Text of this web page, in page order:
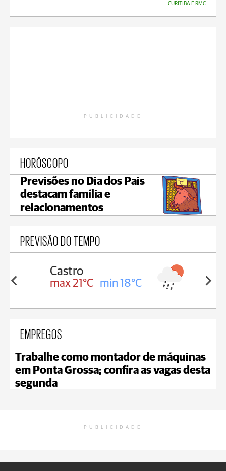
CURITIBA E RMC
PUBLICIDADE
HORÓSCOPO
Previsões no Dia dos Pais
destacam família e
relacionamentos
PREVISÃO DO TEMPO
18°C max 20°C min 18°C
EMPREGOS
Trabalhe como montador de máquinas
em Ponta Grossa; confira as vagas desta
segunda
PUBLICIDADE